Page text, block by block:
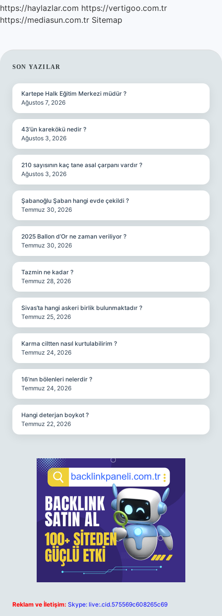
https://haylazlar.com https://vertigoo.com.tr
https://mediasun.com.tr Sitemap
SIDEBAR
SON YAZILAR
Kartepe Halk Eğitim Merkezi müdür ?
Ağustos 7, 2026
43’ün karekökü nedir ?
Ağustos 3, 2026
210 sayısının kaç tane asal çarpanı vardır ?
Ağustos 3, 2026
Şabanoğlu Şaban hangi evde çekildi ?
Temmuz 30, 2026
2025 Ballon d’Or ne zaman veriliyor ?
Temmuz 30, 2026
Tazmin ne kadar ?
Temmuz 28, 2026
Sivas’ta hangi askeri birlik bulunmaktadır ?
Temmuz 25, 2026
Karma ciltten nasıl kurtulabilirim ?
Temmuz 24, 2026
16’nın bölenleri nelerdir ?
Temmuz 24, 2026
Hangi deterjan boykot ?
Temmuz 22, 2026
Reklam ve İletişim: Skype: live:.cid.575569c608265c69